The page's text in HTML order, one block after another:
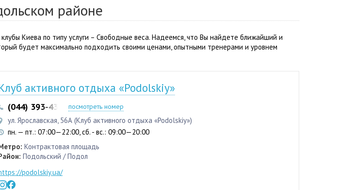
районе
Киева по типу услуги – Свободные веса. Надеемся, что Вы найдете ближайший и
будет максимально подходить своими ценами, опытными тренерами и уровнем
активного отдыха «Podolskiy»
(044) 393-43-43 (044) 392-14-64
посмотреть номер
ул. Ярославская, 56А (Клуб активного отдыха «Podolskiy»)
пн. — пт.: 07:00—22:00, сб. - вс.: 09:00—20:00
Контрактовая площадь
Подольский / Подол
podolskiy.ua/